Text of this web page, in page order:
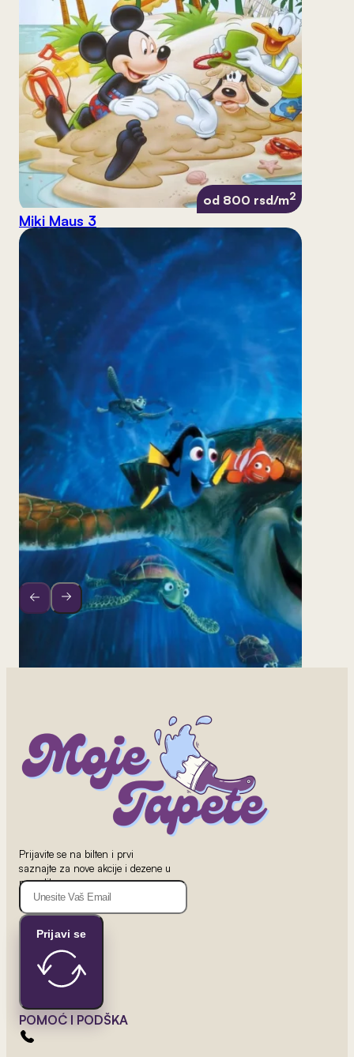
od 800 rsd/m2
Miki Maus 3
od 800 rsd/m
Nemo Tapet
Prijavite se na bilten i prvi
saznajte za nove akcije i dezene u
ponudi!
Prijavi se
POMOĆ I PODŠKA